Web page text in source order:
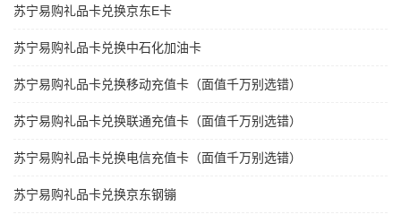
苏宁易购礼品卡兑换京东E卡
苏宁易购礼品卡兑换中石化加油卡
苏宁易购礼品卡兑换移动充值卡（面值千万别选错）
苏宁易购礼品卡兑换联通充值卡（面值千万别选错）
苏宁易购礼品卡兑换电信充值卡（面值千万别选错）
苏宁易购礼品卡兑换京东钢镚